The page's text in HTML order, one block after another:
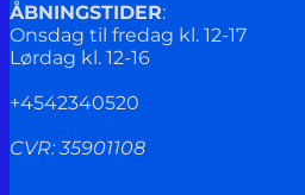
ÅBNINGSTIDER:
Onsdag til fredag kl. 12-17
Lørdag kl. 12-16
+4542340520
CVR: 35901108